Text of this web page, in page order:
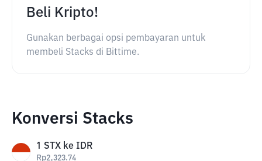
Beli Kripto!
Gunakan berbagai opsi pembayaran untuk
membeli Stacks di Bittime.
Konversi Stacks
1 STX ke IDR
Rp2,323.74